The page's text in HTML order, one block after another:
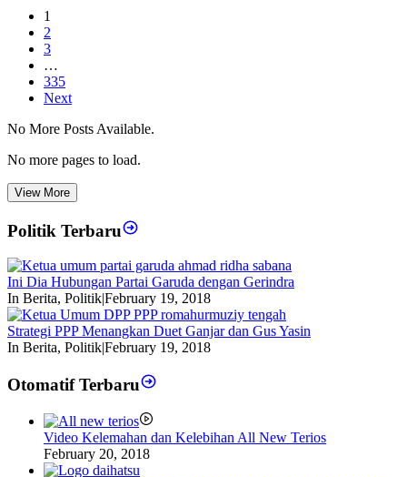
1
2
3
…
335
Next
No More Posts Available.
No more pages to load.
View More
Politik Terbaru
Ini Dia Hubungan Partai Garuda dengan Gerindra
In Berita, Politik|February 19, 2018
Strategi PPP Menangkan Duet Ganjar dan Gus Yasin
In Berita, Politik|February 19, 2018
Otomatif Terbaru
Video Kelemahan dan Kelebihan All New Terios
February 20, 2018